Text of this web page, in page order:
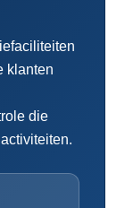
klanten
die